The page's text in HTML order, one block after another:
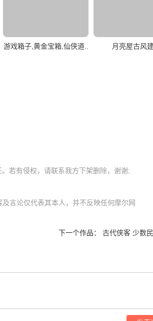
游戏箱子,黄金宝箱,仙侠道.. 月亮屋古风
言论仅代表其本人，并不反映任何摩尔网
下一个作品： 古代侠客 少数